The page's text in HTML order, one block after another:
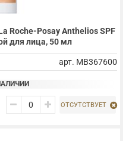
Roche-Posay Anthelios SPF
для лица, 50 мл
арт. MB367600
ОТСУТСТВУЕТ